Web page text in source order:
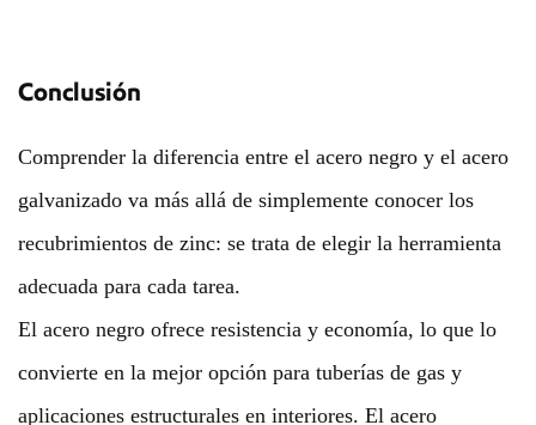
Conclusión
Comprender la diferencia entre el acero negro y el acero
galvanizado va más allá de simplemente conocer los
recubrimientos de zinc: se trata de elegir la herramienta
adecuada para cada tarea.
El acero negro ofrece resistencia y economía, lo que lo
convierte en la mejor opción para tuberías de gas y
aplicaciones estructurales en interiores. El acero